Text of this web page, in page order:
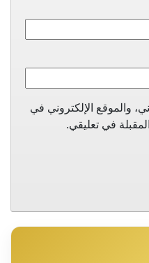
والموقع الإلكتروني في
في تعليقي.